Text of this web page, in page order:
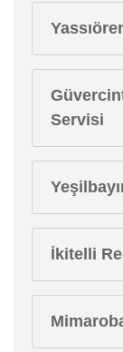
Servisi
İkitelli